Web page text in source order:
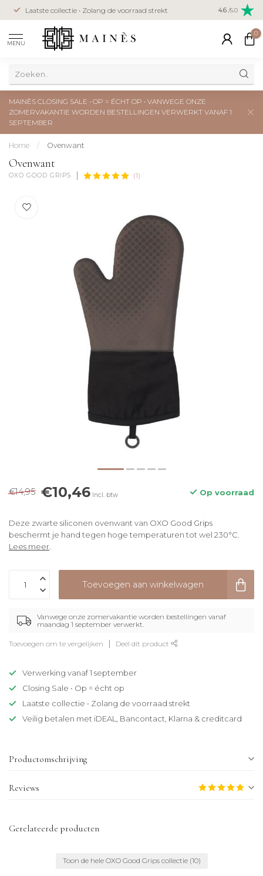
Laatste collectie • Zolang de voorraad strekt Veilig
creditcard
4.6 /5.0
MENU
0
MAINÈS CLOSING SALE • OP = ÉCHT OP • VANWEGE ONZE
ZOMERVAKANTIE WORDEN BESTELLINGEN VERWERKT VANAF 1
SEPTEMBER
Home / Ovenwant
Ovenwant
OXO GOOD GRIPS (1)
€14,95 €10,46 Incl. btw Op voorraad
Deze zwarte siliconen ovenwant van OXO Good Grips
beschermt je hand tegen hoge temperaturen tot wel 230°C.
Lees meer.
Toevoegen aan winkelwagen
Vanwege onze zomervakantie worden bestellingen vanaf
maandag 1 september verwerkt.
Toevoegen om te vergelijken Deel dit product
Verwerking vanaf 1 september
Closing Sale • Op = écht op
Laatste collectie • Zolang de voorraad strekt
Veilig betalen met iDEAL, Bancontact, Klarna & creditcard
Productomschrijving
Reviews
Gerelateerde producten
Toon de hele OXO Good Grips collectie (10)